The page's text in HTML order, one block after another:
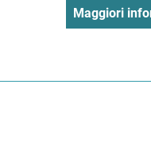
Maggiori